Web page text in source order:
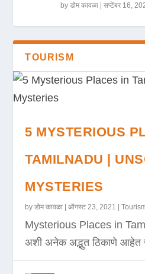
byडोम कावळा |सप्टेंबर 16,
TOURISM
5 MYSTERIOUS
TAMILNADU |
MYSTERIES
byडोम कावळा |ऑगस्ट 23, 2021 |
Mysterious Places in
अशी अनेक अद्भुत ठिकाणे आहेत